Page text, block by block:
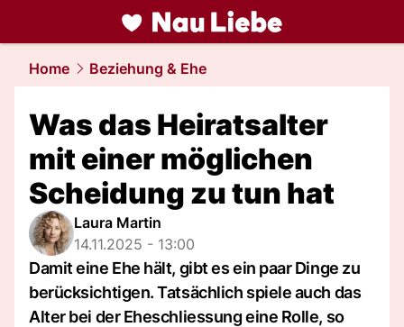
liebe.NAU.ch
Home Beziehung & Ehe
Was das Heiratsalter
mit einer möglichen
Scheidung zu tun hat
Laura Martin
14.11.2025 - 13:00
Damit eine Ehe hält, gibt es ein paar Dinge zu
berücksichtigen. Tatsächlich spiele auch das
Alter bei der Eheschliessung eine Rolle, so